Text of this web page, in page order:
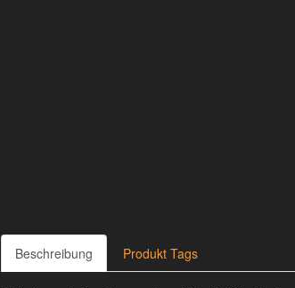
Beschreibung Produkt Tags